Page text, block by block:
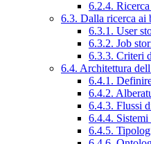
6.2.4.
6.3. Dalla ricerca ai
6.3.1. User
6.3.2. Job
6.3.3. Criteri
6.4. Architettura
6.4.1.
6.4.2.
6.4.3. Flussi
6.4.4.
6.4.5.